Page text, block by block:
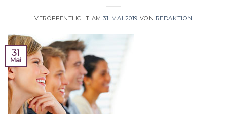
VERÖFFENTLICHT AM31. MAI 2019 VON REDAKTION
31
Mai